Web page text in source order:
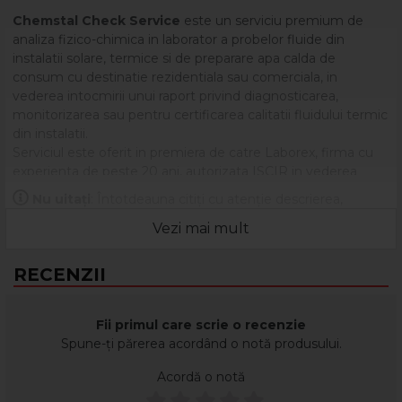
Chemstal Check Service este un serviciu premium de
analiza fizico-chimica in laborator a probelor fluide din
instalatii solare, termice si de preparare apa calda de
consum cu destinatie rezidentiala sau comerciala, in
apei de alimentare cat si al fluidului termic prelevat din
instalatie. Analiza analitica a apei de alimentare, respectiv a
diagnosticarea celor mai des intalnite probleme de natura
chimica din instalatii.
recomandarile necesare pentru aducerea fluidului termic
Vezi mai mult
eticheta și ambalajul produsului înainte de a-l utiliza!
RECENZII
Fii primul care scrie o recenzie
Spune-ți părerea acordând o notă produsului.
Acordă o notă